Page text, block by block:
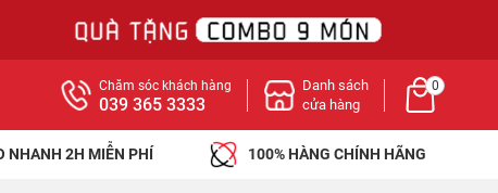
Chăm sóc khách hàng
039 365 3333
Danh sách
cửa hàng
0
NHANH 2H MIỄN PHÍ 100% HÀNG CHÍNH HÃNG